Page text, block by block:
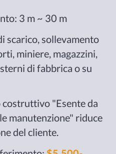
3 m ~ 30 m
scarico, sollevamento
miniere, magazzini,
di fabbrica o su
"Esente da
manutenzione" riduce
del cliente.